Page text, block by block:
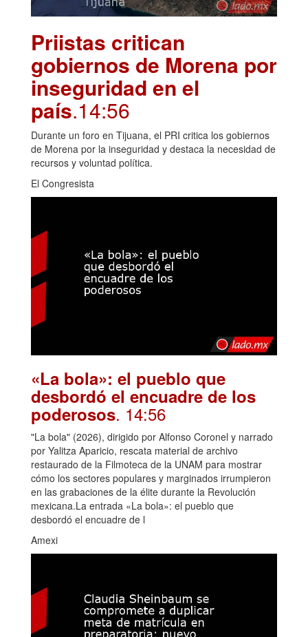
Priistas critican
gobiernos de Morena por
inseguridad en el
país.14:56
Durante un foro en Tijuana, el PRI critica los gobiernos
de Morena por la inseguridad y destaca la necesidad de
recursos y voluntad política.
El Congresista
«La bola»: el pueblo que
desbordó el encuadre de los
poderosos. 14:56
"La bola" (2026), dirigido por Alfonso Coronel y narrado
por Yalitza Aparicio, rescata material de archivo
restaurado de la Filmoteca de la UNAM para mostrar
cómo los sectores populares y marginados irrumpieron
en las grabaciones de la élite durante la Revolución
mexicana.La entrada «La bola»: el pueblo que
desbordó el encuadre de l
Amexi